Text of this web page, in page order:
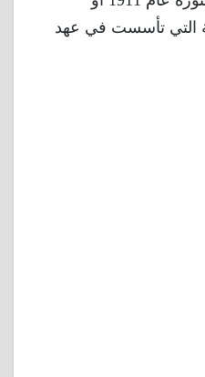
التي تأسست في عهد